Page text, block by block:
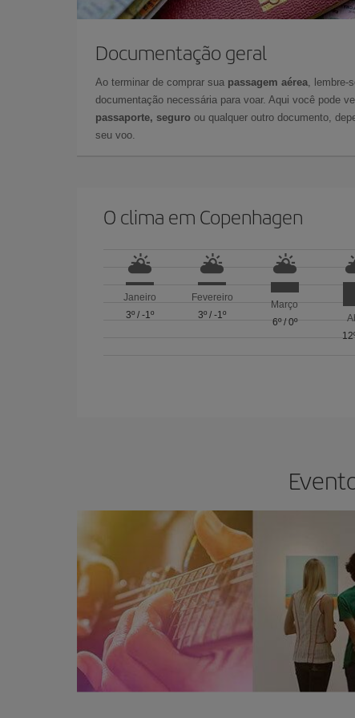
Documentação geral
Ao terminar de comprar sua passagem aérea ,
documentação necessária para voar. Aqui você pode
passaporte, seguro ou qualquer outro documento,
seu voo.
O clima em Copenhagen
Janeiro
3º/ -1º
Fevereiro
3º /-1º
Março
6º/ 0º